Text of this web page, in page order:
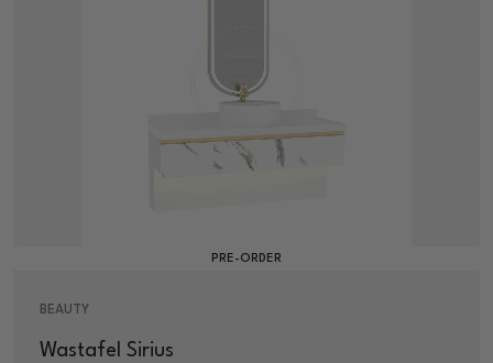
PRE-ORDER
BEAUTY
Wastafel Sirius